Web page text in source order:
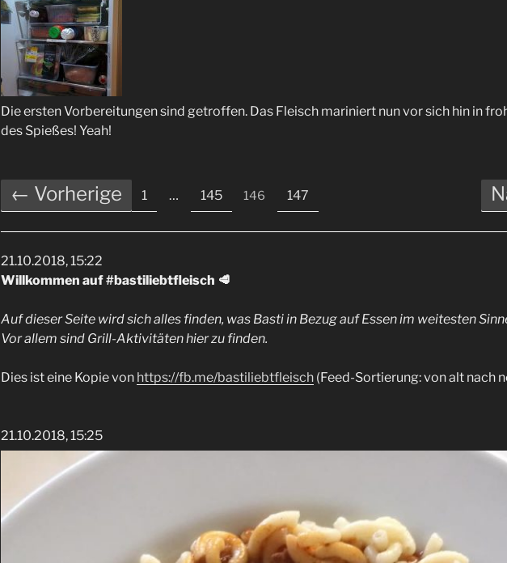
Die ersten Vorbereitungen sind getroffen. Das Fleisch mariniert nun vor sich hin in
des Spießes! Yeah!
← Vorherige 1 … 145 146 147
21.10.2018, 15:22
Willkommen auf #bastiliebtfleisch 🥩
Auf dieser Seite wird sich alles finden, was Basti in Bezug auf Essen im weitesten
Vor allem sind Grill-Aktivitäten hier zu finden.
Dies ist eine Kopie von https://fb.me/bastiliebtfleisch (Feed-Sortierung: von alt nach
21.10.2018, 15:25